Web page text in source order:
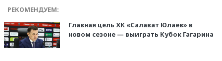
РЕКОМЕНДУЕМ:
Главная цель ХК «Салават Юлаев» в
новом сезоне — выиграть Кубок Гагарина